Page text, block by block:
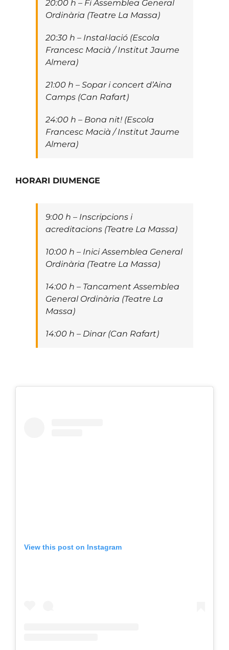
20:00 h – Fi Assemblea General
Ordinària (Teatre La Massa)
20:30 h – Instal·lació (Escola
Francesc Macià / Institut Jaume
Almera)
21:00 h – Sopar i concert d’Aina
Camps (Can Rafart)
24:00 h – Bona nit! (Escola
Francesc Macià / Institut Jaume
Almera)
HORARI DIUMENGE
9:00 h – Inscripcions i
acreditacions (Teatre La Massa)
10:00 h – Inici Assemblea General
Ordinària (Teatre La Massa)
14:00 h – Tancament Assemblea
General Ordinària (Teatre La
Massa)
14:00 h – Dinar (Can Rafart)
View this post on Instagram